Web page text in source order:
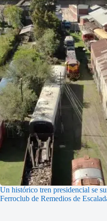
Un histórico tren presidencial se
Ferroclub de Remedios de